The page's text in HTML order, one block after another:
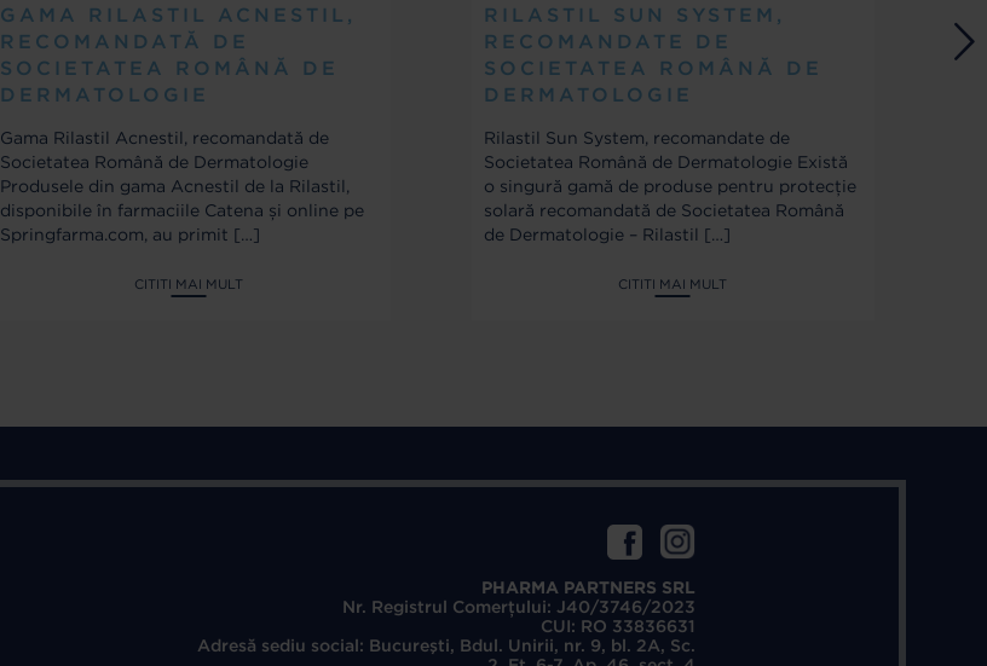
GAMA RILASTIL ACNESTIL,
RECOMANDATĂ DE
SOCIETATEA ROMÂNĂ DE
DERMATOLOGIE
Gama Rilastil Acnestil, recomandată de
Societatea Română de Dermatologie
Produsele din gama Acnestil de la Rilastil,
disponibile în farmaciile Catena și online pe
Springfarma.com, au primit […]
CITITI MAI MULT
RILASTIL SUN SYSTEM,
RECOMANDATE DE
SOCIETATEA ROMÂNĂ DE
DERMATOLOGIE
Rilastil Sun System, recomandate de
Societatea Română de Dermatologie Există
o singură gamă de produse pentru protecţie
solară recomandată de Societatea Română
de Dermatologie – Rilastil […]
CITITI MAI MULT
PHARMA PARTNERS SRL
Nr. Registrul Comerţului: J40/3746/2023
CUI: RO 33836631
Adresă sediu social: Bucureşti, Bdul. Unirii, nr. 9, bl. 2A, Sc.